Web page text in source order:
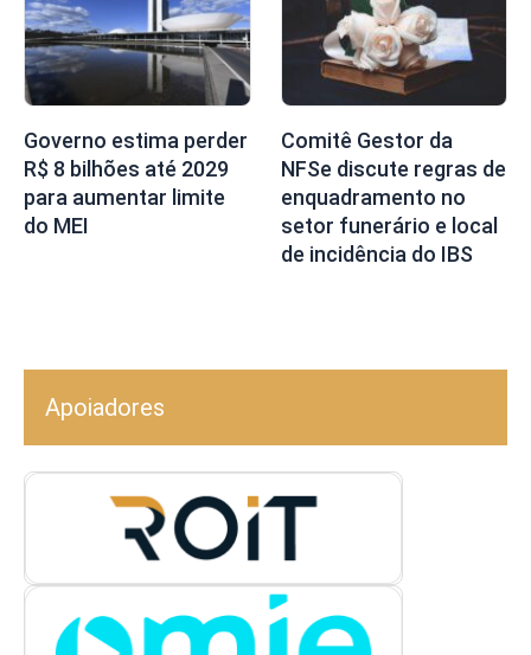
Governo estima perder
R$ 8 bilhões até 2029
para aumentar limite
do MEI
Comitê Gestor da
NFSe discute regras de
enquadramento no
setor funerário e local
de incidência do IBS
Apoiadores